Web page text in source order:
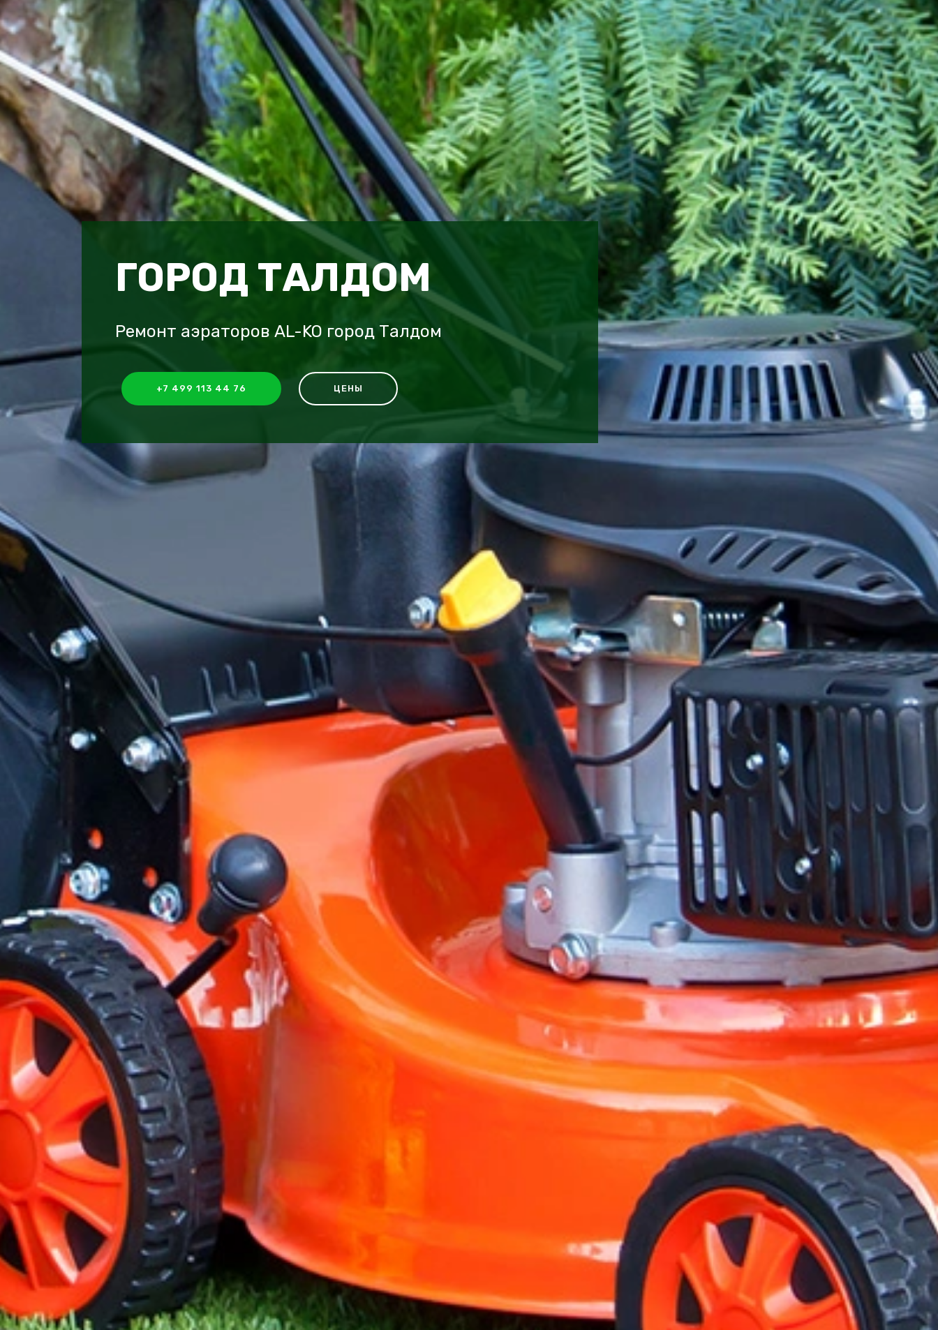
ГОРОД ТАЛДОМ
Ремонт аэраторов AL-KO город Талдом
+7 499 113 44 76 ЦЕНЫ